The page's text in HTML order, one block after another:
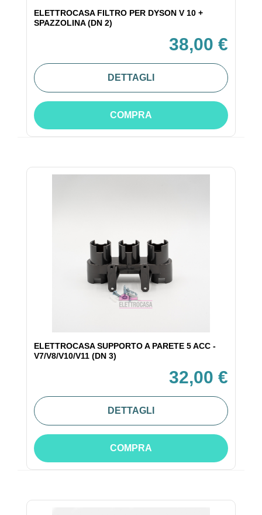
ELETTROCASA FILTRO PER DYSON V 10 +
SPAZZOLINA (DN 2)
38,00 €
DETTAGLI
COMPRA
ELETTROCASA SUPPORTO A PARETE 5 ACC -
V7/V8/V10/V11 (DN 3)
32,00 €
DETTAGLI
COMPRA